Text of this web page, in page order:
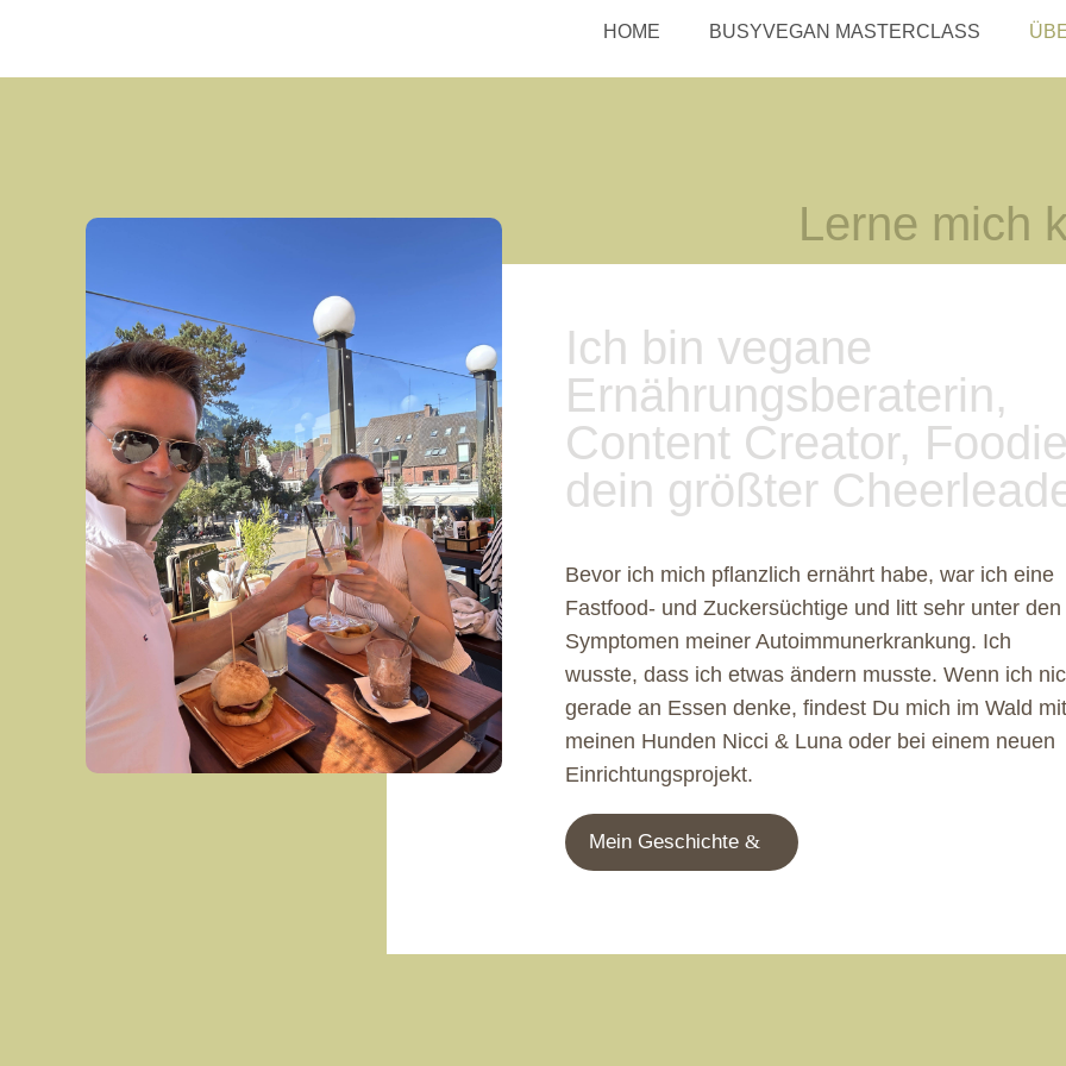
HOME BUSYVEGAN MASTERCLASS
Ich bin vegane
Ernährungsberaterin,
Content Creator,
dein größter
Lerne mich
Bevor ich mich pflanzlich ernährt habe, war ich eine
Fastfood- und Zuckersüchtige und litt sehr unter den
Symptomen meiner Autoimmunerkrankung. Ich
wusste, dass ich etwas ändern musste. Wenn ich
gerade an Essen denke, findest Du mich im Wald
meinen Hunden Nicci & Luna oder bei einem neuen
Einrichtungsprojekt.
Mein Geschichte